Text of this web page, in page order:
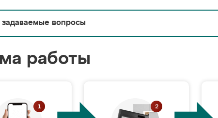
задаваемые вопросы
работы